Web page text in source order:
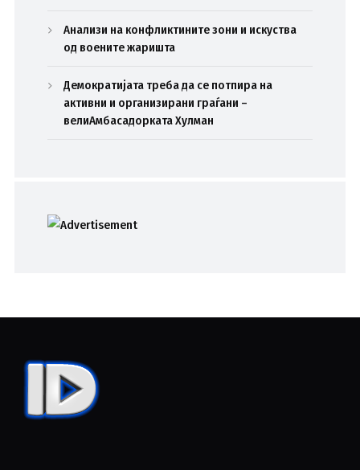
Анализи на конфликтините зони и искуства
од воените жаришта
Демократијата треба да се потпира на
активни и организирани граѓани –
велиАмбасадорката Хулман